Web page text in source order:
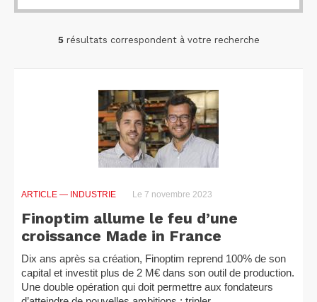
5résultats correspondent à votre recherche
ARTICLE — INDUSTRIE Le 7 novembre 2023
Finoptim allume le feu d’une
croissance Made in France
Dix ans après sa création, Finoptim reprend 100% de son
capital et investit plus de 2 M€ dans son outil de production.
Une double opération qui doit permettre aux fondateurs